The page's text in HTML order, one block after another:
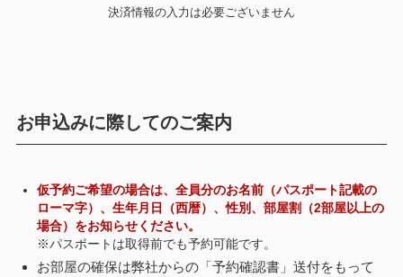
決済情報の入力は必要ございません
お申込みに際してのご案内
仮予約ご希望の場合は、全員分のお名前（パスポート記載の
ローマ字）、生年月日（西暦）、性別、部屋割（2部屋以上の
場合）をお知らせください。
※パスポートは取得前でも予約可能です。
お部屋の確保は弊社からの「予約確認書」送付をもって